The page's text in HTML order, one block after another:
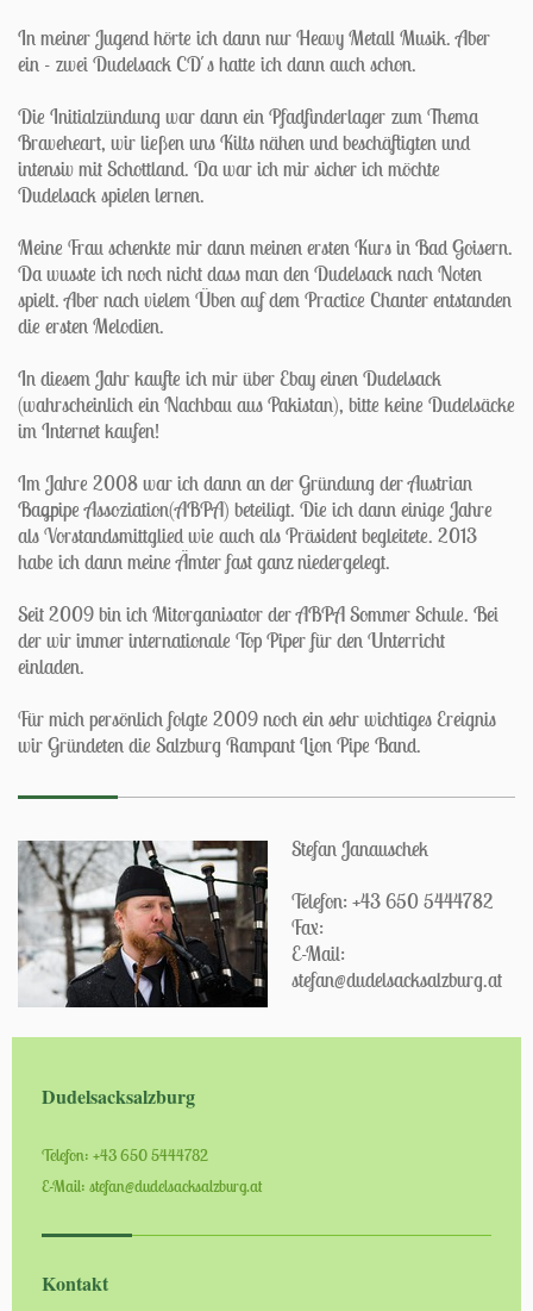
In meiner Jugend hörte ich dann nur Heavy Metall Musik. Aber
ein - zwei Dudelsack CD´s hatte ich dann auch schon.
Die Initialzündung war dann ein Pfadfinderlager zum Thema
Braveheart, wir ließen uns Kilts nähen und beschäftigten und
intensiv mit Schottland. Da war ich mir sicher ich möchte
Dudelsack spielen lernen.
Meine Frau schenkte mir dann meinen ersten Kurs in Bad Goisern.
Da wusste ich noch nicht dass man den Dudelsack nach Noten
spielt. Aber nach vielem Üben auf dem Practice Chanter entstanden
die ersten Melodien.
In diesem Jahr kaufte ich mir über Ebay einen Dudelsack
(wahrscheinlich ein Nachbau aus Pakistan), bitte keine Dudelsäcke
im Internet kaufen!
Im Jahre 2008 war ich dann an der Gründung der Austrian
Bagpipe Assoziation(ABPA) beteiligt. Die ich dann einige Jahre
als Vorstandsmittglied wie auch als Präsident begleitete. 2013
habe ich dann meine Ämter fast ganz niedergelegt.
Seit 2009 bin ich Mitorganisator der ABPA Sommer Schule. Bei
der wir immer internationale Top Piper für den Unterricht
einladen.
Für mich persönlich folgte 2009 noch ein sehr wichtiges Ereignis
wir Gründeten die Salzburg Rampant Lion Pipe Band.
Stefan Janauschek
Telefon: +43 650 5444782
Fax:
E-Mail:
stefan@dudelsacksalzburg.at
Dudelsacksalzburg
Telefon: +43 650 5444782
E-Mail: stefan@dudelsacksalzburg.at
Kontakt